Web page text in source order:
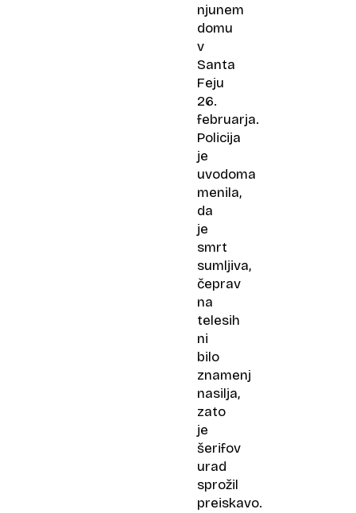
njunem
domu
v
Santa
Feju
26.
februarja.
Policija
je
uvodoma
menila,
da
je
smrt
sumljiva,
čeprav
na
telesih
ni
bilo
znamenj
nasilja,
zato
je
šerifov
urad
sprožil
preiskavo.